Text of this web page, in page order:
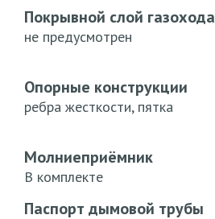
Покрывной слой газохода
не предусмотрен
Опорные конструкции
ребра жесткости, пятка
Молниеприёмник
В комплекте
Паспорт дымовой трубы